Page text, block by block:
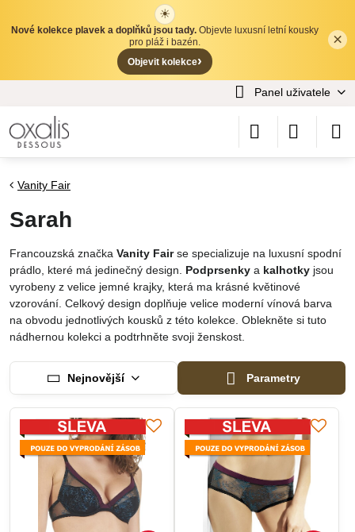
✕
×
☀
Nové kolekce plavek a doplňků jsou tady. Objevte luxusní letní kousky
pro pláž i bazén.
Objevit kolekce›
Panel uživatele
Vanity Fair
Sarah
Francouzská značka Vanity Fairse specializuje na luxusní spodní
prádlo, které má jedinečný design. Podprsenky a kalhotky jsou
vyrobeny z velice jemné krajky, která ma krásné květinové
vzorování. Celkový design doplňuje velice moderní vínová barva
na obvodu jednotlivých kousků z této kolekce. Oblekněte si tuto
nádhernou kolekci a podtrhněte svoji ženskost.
Nejnovější Parametry